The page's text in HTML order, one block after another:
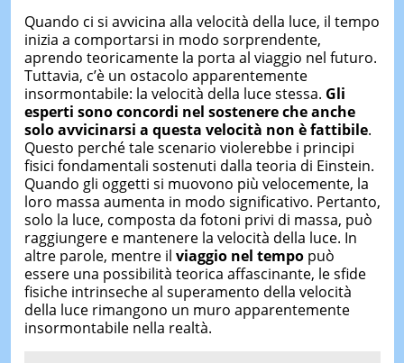
Quando ci si avvicina alla velocità della luce, il tempo
inizia a comportarsi in modo sorprendente,
aprendo teoricamente la porta al viaggio nel futuro.
Tuttavia, c’è un ostacolo apparentemente
insormontabile: la velocità della luce stessa. Gli
esperti sono concordi nel sostenere cheanche
solo avvicinarsi a questa velocità non è fattibile.
Questo perché tale scenario violerebbe i principi
fisici fondamentali sostenuti dalla teoria di Einstein.
Quando gli oggetti si muovono più velocemente, la
loro massa aumenta in modo significativo. Pertanto,
solo la luce, composta da fotoni privi di massa, può
raggiungere e mantenere la velocità della luce. In
altre parole, mentre il viaggio nel tempopuò
essere una possibilità teorica affascinante, le sfide
fisiche intrinseche al superamento della velocità
della luce rimangono un muro apparentemente
insormontabile nella realtà.